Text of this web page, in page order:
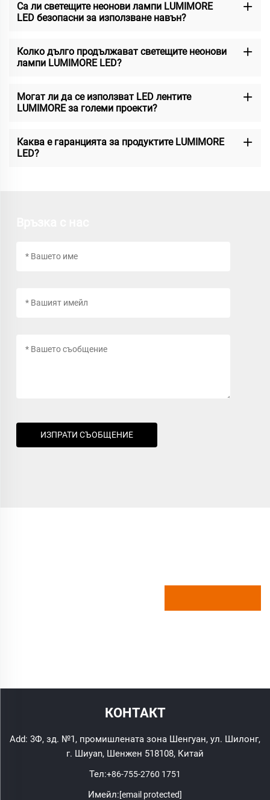
Са ли светещите неонови лампи LUMIMORE
LED безопасни за използване навън?
Колко дълго продължават светещите неонови
лампи LUMIMORE LED?
Могат ли да се използват LED лентите
LUMIMORE за големи проекти?
Каква е гаранцията за продуктите LUMIMORE
LED?
ИЗПРАТИ СЪОБЩЕНИЕ
КОНТАКТ
Add: 3Ф, зд. №1, промишлената зона Шенгуан, ул. Шилонг,
г. Шиyan, Шенжен 518108, Китай
Тел:+86-755-2760 1751
Имейл:[email protected]